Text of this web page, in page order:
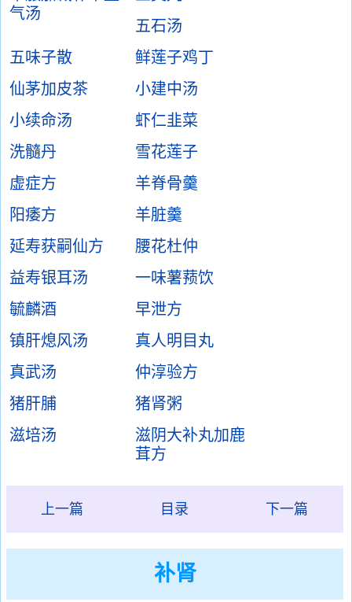
气汤
五石汤
五味子散
鲜莲子鸡丁
仙茅加皮茶
小建中汤
小续命汤
虾仁韭菜
洗髓丹
雪花莲子
虚症方
羊脊骨羹
阳痿方
羊脏羹
延寿获嗣仙方
腰花杜仲
益寿银耳汤
一味薯蓣饮
毓麟酒
早泄方
镇肝熄风汤
真人明目丸
真武汤
仲淳验方
猪肝脯
猪肾粥
滋培汤
滋阴大补丸加鹿
茸方
上一篇 目录 下一篇
补肾